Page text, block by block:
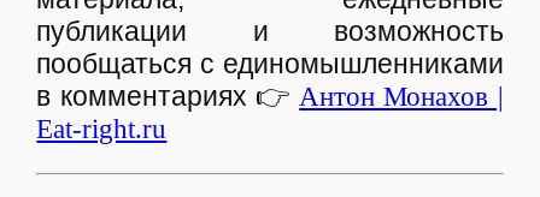
публикации и возможность
пообщаться с единомышленниками
в комментариях 👉 Антон Монахов |
Eat-right.ru